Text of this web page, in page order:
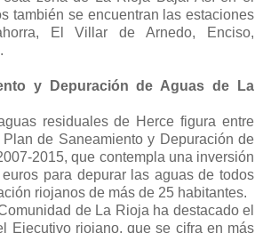
también se encuentran las estaciones
El Villar de Arnedo, Enciso,
y Depuración de Aguas de La
residuales de Herce figura entre
de Saneamiento y Depuración de
2015, que contempla una inversión
para depurar las aguas de todos
riojanos de más de 25 habitantes.
de La Rioja ha destacado el
Ejecutivo riojano, que se cifra en más